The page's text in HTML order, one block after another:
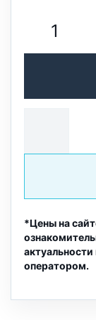
*Цены на
оператором.